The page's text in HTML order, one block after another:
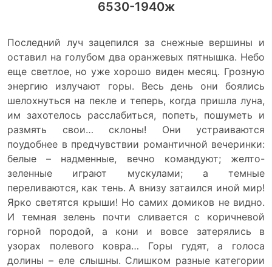
6530-1940ж
Последний луч зацепился за снежные вершины и
оставил на голубом два оранжевых пятнышка. Небо
еще светлое, но уже хорошо виден месяц. Грозную
энергию излучают горы. Весь день они боялись
шелохнуться на пекле и теперь, когда пришла луна,
им захотелось расслабиться, попеть, пошуметь и
размять свои… склоны! Они устраиваются
поудобнее в предчувствии романтичной вечеринки:
белые – надменные, вечно командуют; желто-
зеленные играют мускулами; а темные
переливаются, как тень. А внизу затаился иной мир!
Ярко светятся крыши! Но самих домиков не видно.
И темная зелень почти сливается с коричневой
горной породой, а кони и вовсе затерялись в
узорах полевого ковра… Горы гудят, а голоса
долины – еле слышны. Слишком разные категории